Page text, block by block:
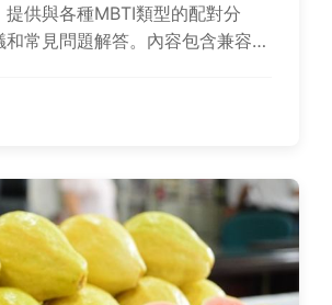
提供與各種MBTI類型的配對分
常見問題解答。內容包含兼容性
伴侶，解決愛情困惑。